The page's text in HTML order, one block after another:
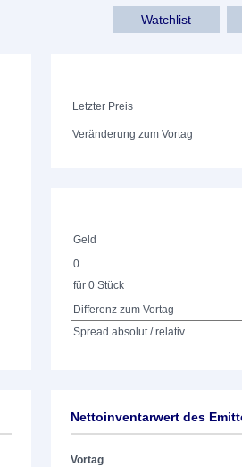
Watchlist
Letzter Preis
Veränderung zum Vortag
Geld
0
für 0 Stück
Differenz zum Vortag
Spread absolut / relativ
Nettoinventarwert des
Vortag